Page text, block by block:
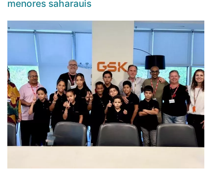
menores saharauis